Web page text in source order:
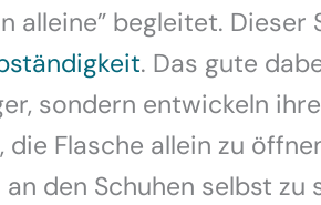
alleine” begleitet.
. Das gute
sondern entwickeln
Flasche allein zu
den Schuhen selbst zu